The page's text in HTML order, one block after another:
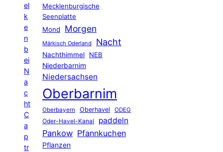
el
k
e
n
b
ei
N
a
c
ht
C
a
p
tr
Mecklenburgische
Seenplatte
Mond
Morgen
Märkisch Oderland Nacht
Nachthimmel
NEB
Niederbarnim
Niedersachsen
Oberbarnim
Oberbayern Oberhavel ODEG
Oder-Havel-Kanal paddeln
Pankow Pfannkuchen
Pflanzen